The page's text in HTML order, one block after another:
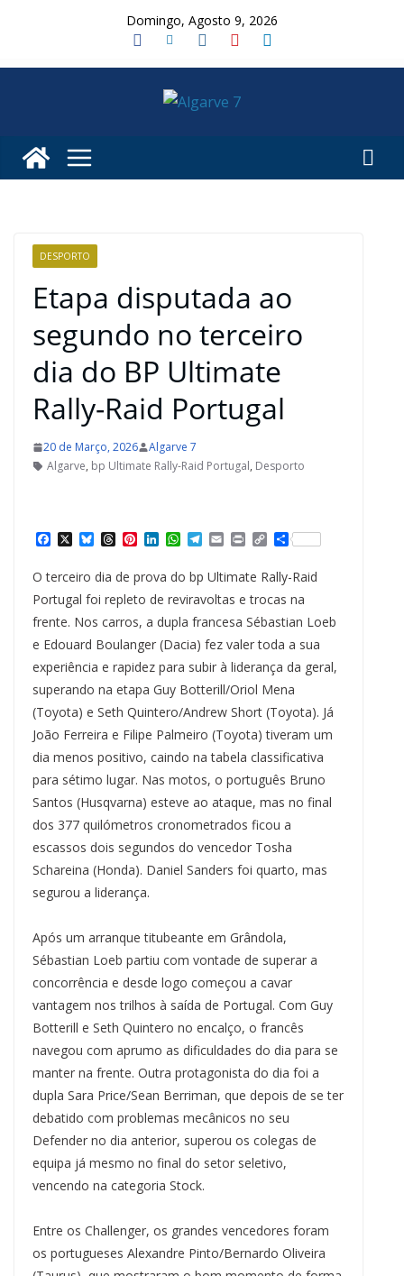
Domingo, Agosto 9, 2026
DESPORTO
Etapa disputada ao
segundo no terceiro
dia do BP Ultimate
Rally-Raid Portugal
20 de Março, 2026
Algarve 7
Algarve, bp Ultimate Rally-Raid Portugal, Desporto
e
b
o
k
X B
u
e
s
y
T
r
e
a
d
s
P
t
e
e
s
t
L
k
e
I
n
W
t
s
p
p
T
e
g
a
m
E
a
i
l
P
i
n
t
C
y
L
n
k
S
a
r
e
O terceiro dia de prova do bp Ultimate Rally-Raid
Portugal foi repleto de reviravoltas e trocas na
frente. Nos carros, a dupla francesa Sébastian Loeb
e Edouard Boulanger (Dacia) fez valer toda a sua
experiência e rapidez para subir à liderança da geral,
superando na etapa Guy Botterill/Oriol Mena
(Toyota) e Seth Quintero/Andrew Short (Toyota). Já
João Ferreira e Filipe Palmeiro (Toyota) tiveram um
dia menos positivo, caindo na tabela classificativa
para sétimo lugar. Nas motos, o português Bruno
Santos (Husqvarna) esteve ao ataque, mas no final
dos 377 quilómetros cronometrados ficou a
escassos dois segundos do vencedor Tosha
Schareina (Honda). Daniel Sanders foi quarto, mas
segurou a liderança.
Após um arranque titubeante em Grândola,
Sébastian Loeb partiu com vontade de superar a
concorrência e desde logo começou a cavar
vantagem nos trilhos à saída de Portugal. Com Guy
Botterill e Seth Quintero no encalço, o francês
navegou com aprumo as dificuldades do dia para se
manter na frente. Outra protagonista do dia foi a
dupla Sara Price/Sean Berriman, que depois de se ter
debatido com problemas mecânicos no seu
Defender no dia anterior, superou os colegas de
equipa já mesmo no final do setor seletivo,
vencendo na categoria Stock.
Entre os Challenger, os grandes vencedores foram
os portugueses Alexandre Pinto/Bernardo Oliveira